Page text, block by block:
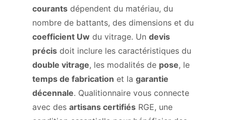
courants dépendent du matériau, du
nombre de battants, des dimensions et du
coefficient Uw du vitrage. Un devis
précis doit inclure les caractéristiques du
double vitrage, les modalités de pose, le
temps de fabrication et la garantie
décennale. Qualitionnaire vous connecte
avec des artisans certifiés RGE, une